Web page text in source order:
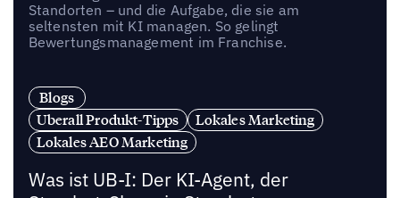
Standorten – und die Aufgabe, die sie am
seltensten mit KI managen. So gelingt
Bewertungsmanagement im Franchise.
Blogs
Uberall Produkt-Tipps
Lokales Marketing
Lokales AEO Marketing
Was ist UB-I: Der KI-Agent, der